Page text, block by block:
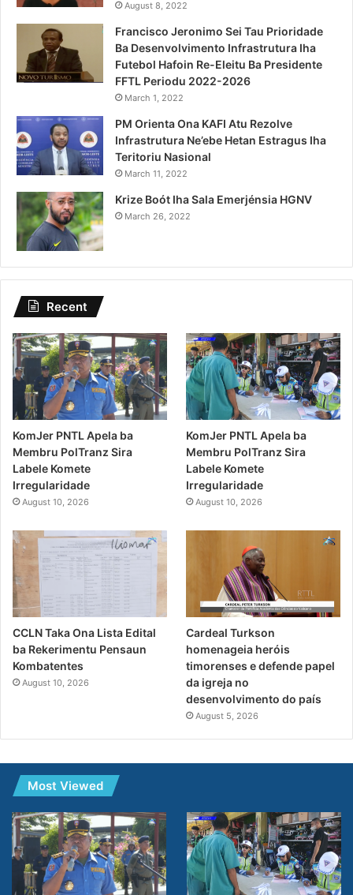
August 8, 2022
Francisco Jeronimo Sei Tau Prioridade
Ba Desenvolvimento Infrastrutura Iha
Futebol Hafoin Re-Eleitu Ba Presidente
FFTL Periodu 2022-2026
March 1, 2022
PM Orienta Ona KAFI Atu Rezolve
Infrastrutura Ne’ebe Hetan Estragus Iha
Teritoriu Nasional
March 11, 2022
Krize Boót Iha Sala Emerjénsia HGNV
March 26, 2022
Recent
KomJer PNTL Apela ba
Membru PolTranz Sira
Labele Komete
Irregularidade
August 10, 2026
KomJer PNTL Apela ba
Membru PolTranz Sira
Labele Komete
Irregularidade
August 10, 2026
CCLN Taka Ona Lista Edital
ba Rekerimentu Pensaun
Kombatentes
August 10, 2026
Cardeal Turkson
homenageia heróis
timorenses e defende papel
da igreja no
desenvolvimento do país
August 5, 2026
Most Viewed